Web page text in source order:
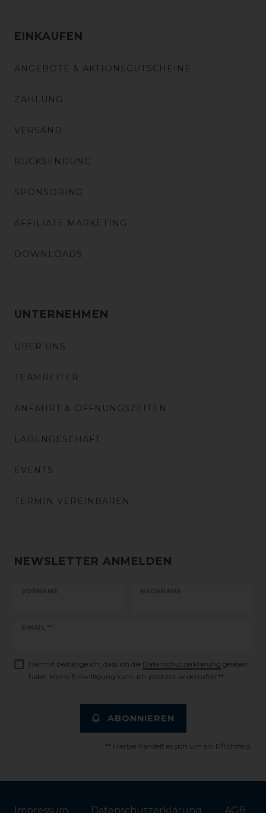
EINKAUFEN
ANGEBOTE & AKTIONSGUTSCHEINE
ZAHLUNG
VERSAND
RÜCKSENDUNG
SPONSORING
AFFILIATE MARKETING
DOWNLOADS
UNTERNEHMEN
ÜBER UNS
TEAMREITER
ANFAHRT & ÖFFNUNGSZEITEN
LADENGESCHÄFT
EVENTS
TERMIN VEREINBAREN
NEWSLETTER ANMELDEN
VORNAME NACHNAME
E-MAIL **
Newsletter
Hiermit bestätige ich, dass ich die Daten­schutz­erklärung gelesen
habe. Meine Einwilligung kann ich jederzeit widerrufen.**
ABONNIEREN
** Hierbei handelt es sich um ein Pflichtfeld.
Impressum Daten­schutz­erklärung AGB